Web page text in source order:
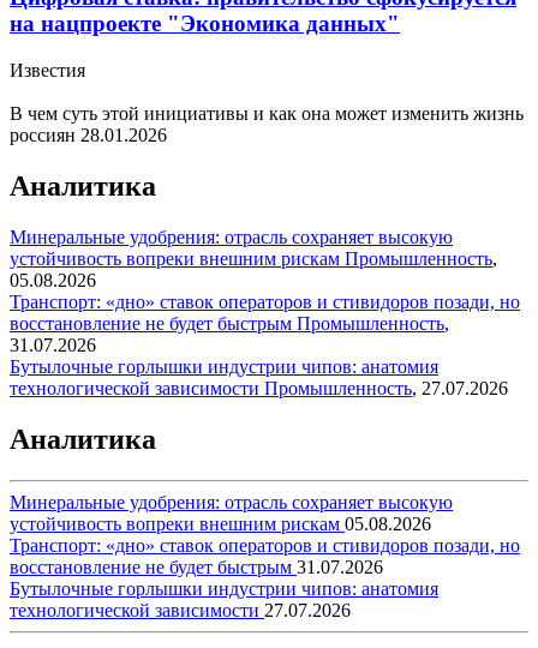
на нацпроекте "Экономика данных"
Известия
В чем суть этой инициативы и как она может изменить жизнь
россиян 28.01.2026
Аналитика
Минеральные удобрения: отрасль сохраняет высокую
устойчивость вопреки внешним рискам Промышленность,
05.08.2026
Транспорт: «дно» ставок операторов и стивидоров позади, но
восстановление не будет быстрым Промышленность,
31.07.2026
Бутылочные горлышки индустрии чипов: анатомия
технологической зависимости Промышленность, 27.07.2026
Аналитика
Минеральные удобрения: отрасль сохраняет высокую
устойчивость вопреки внешним рискам 05.08.2026
Транспорт: «дно» ставок операторов и стивидоров позади, но
восстановление не будет быстрым 31.07.2026
Бутылочные горлышки индустрии чипов: анатомия
технологической зависимости 27.07.2026